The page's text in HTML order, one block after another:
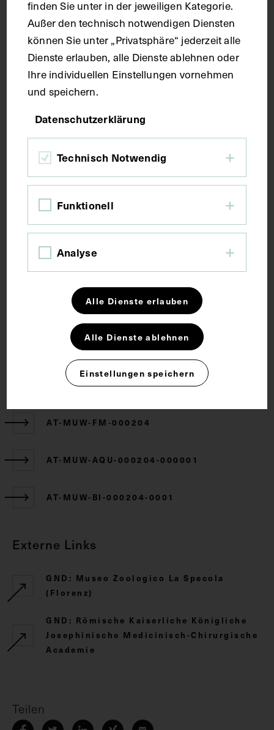
Seitenblatt 37,7 x 27,1 cm
Kurzbeschreibung
deutscher Sprache zum anatomischen Wachsmodell
der Leber und Gallenwege.
Schlagwörter
Anatomie Gallenwege
Leber
Lehrmittel
CC BY-NC-SA 4.0
Zugehörige Objekte
AT-MUW-FM-000204
AT-MUW-AQU-000204-000001
AT-MUW-BI-000204-0001
Externe Links
GND: Museo Zoologico La Specola
(Florenz)
GND: Römische Kaiserliche Königliche
Josephinische Medicinisch-Chirurgische
Academie
Teilen
finden Sie unter in der jeweiligen Kategorie.
Außer den technisch notwendigen Diensten
können Sie unter „Privatsphäre“ jederzeit alle
Dienste erlauben, alle Dienste ablehnen oder
Ihre individuellen Einstellungen vornehmen
und speichern.
Datenschutzerklärung
Technisch Notwendig
Funktionell
Analyse
Alle Dienste erlauben
Alle Dienste ablehnen
Einstellungen speichern